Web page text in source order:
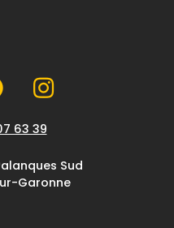
63 39
Sud
Garonne